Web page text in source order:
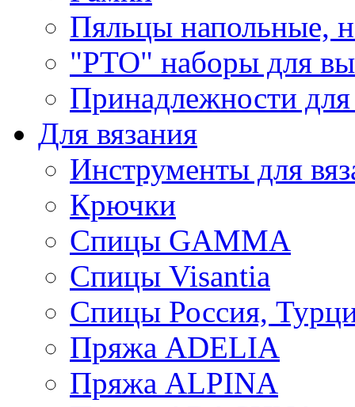
Пяльцы напольные,
"РТО" наборы для
Принадлежности
Для вязания
Инструменты для
Крючки
Спицы GAMMA
Спицы Visantia
Спицы Россия,
Пряжа ADELIA
Пряжа ALPINA